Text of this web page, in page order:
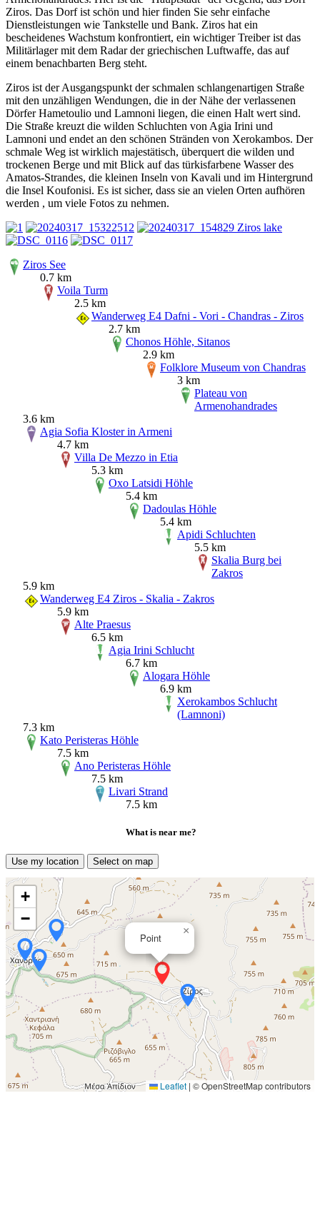
Ziros. Das Dorf ist schön und hier finden Sie sehr einfache
Dienstleistungen wie Tankstelle und Bank. Ziros hat ein
bescheidenes Wachstum konfrontiert, ein wichtiger Treiber ist das
Militärlager mit dem Radar der griechischen Luftwaffe, das auf
einem benachbarten Berg steht.
Ziros ist der Ausgangspunkt der schmalen schlangenartigen Straße
mit den unzähligen Wendungen, die in der Nähe der verlassenen
Dörfer Hametoulio und Lamnoni liegen, die einen Halt wert sind.
Die Straße kreuzt die wilden Schluchten von Agia Irini und
Lamnoni und endet an den schönen Stränden von Xerokambos. Der
schmale Weg ist wirklich majestätisch, überquert die wilden und
trockenen Berge und mit Blick auf das türkisfarbene Wasser des
Amatos-Strandes, die kleinen Inseln von Kavali und im Hintergrund
die Insel Koufonisi. Es ist sicher, dass sie an vielen Orten aufhören
werden , um viele Fotos zu nehmen.
Ziros See
0.7 km
Voila Turm
2.5 km
Wanderweg E4 Dafni - Vori - Chandras - Ziros
2.7 km
Chonos Höhle, Sitanos
2.9 km
Folklore Museum von Chandras
3 km
Plateau von
Armenohandrades
3.6 km
Agia Sofia Kloster in Armeni
4.7 km
Villa De Mezzo in Etia
5.3 km
Oxo Latsidi Höhle
5.4 km
Dadoulas Höhle
5.4 km
Apidi Schluchten
5.5 km
Skalia Burg bei
Zakros
5.9 km
Wanderweg E4 Ziros - Skalia - Zakros
5.9 km
Alte Praesus
6.5 km
Agia Irini Schlucht
6.7 km
Alogara Höhle
6.9 km
Xerokambos Schlucht
(Lamnoni)
7.3 km
Kato Peristeras Höhle
7.5 km
Ano Peristeras Höhle
7.5 km
Livari Strand
7.5 km
What is near me?
Use my location Select on map
Point
×
+
−
Leaflet | © OpenStreetMap contributors